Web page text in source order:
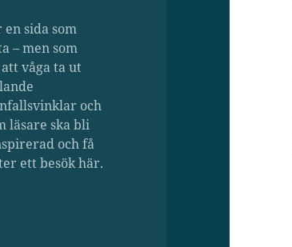
sida som
– men som
våga ta ut
och
läsare ska bli
och få
ett besök här.